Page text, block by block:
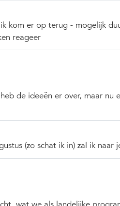
kom er op terug - mogelijk
reageer
de ideeën er over, maar nu
(zo schat ik in) zal ik naar